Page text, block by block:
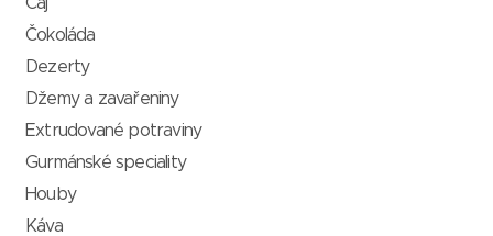
Čokoláda
Dezerty
Džemy a zavařeniny
Extrudované potraviny
Gurmánské speciality
Houby
Káva